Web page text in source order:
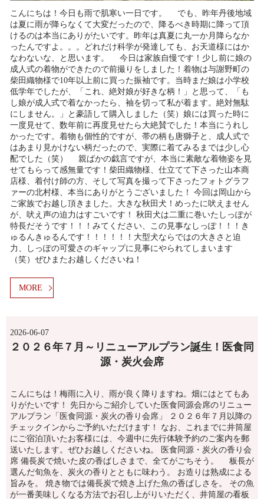
こんにちは！今日も雨で肌寒い一日です。 でも、昨年丹後地域
は夏に雨が降らなくて大変だったので、降るべき時期に降って頂
けるのは本当にありがたいです。昨年は真夏に丸一か月降らなか
ったんですよ。。。どれだけ科学が発達しても、お天道様にはか
なわないな、と思います。 今日は家族自慢です！少し前に娘の
成人式の着物ができたので前撮りをしました！着物は与謝野町の
柴田織物様で10年以上前に買った振袖です。当時まだ娘は小学校
低学年でしたが、「これ、絶対娘が好きな柄！」と思って、「も
し娘が成人式で着なかったら、袖を切って私が着ます。絶対無駄
にしません。」と豪語して購入しました（笑）娘には買った時に
一度見せて、数年前に再度見せたら大絶賛でした！本当にうれし
かったです。着物も個性的ですが、帯の柄も唐獅子と、成人式で
はあまり見かけない柄だったので、実際に着てみるまでは少し心
配でした（笑） 親ばかの戯言ですが、本当に素敵な着物姿を見
せてもらって感無量です！柴田織物様、仕立てて下さった山本商
店様、着付け師の方、そして写真を撮って下さったフォトグラフ
ァーの北村様、本当にありがとうございました！ 今回は岡山から
ご家族でお越し頂きました。大きな秋田犬！めったに吠えません
が、吠え声の迫力はすごいです！ 秋田犬は二重に巻いたしっぽが
特長だそうです！！！みてください、この見事なしっぽ！！！き
ゅるんきゅるんです！！！！！！大型犬ならではの大きさと迫
力、しっぽの可愛さのギャップに見事にやられてしまいます
（笑）ぜひまたお越しくださいね！
MORE
2026-06-07
２０２６年７月～リニューアルプラン誕生！医食同
源・炭火会席
こんにちは！梅雨に入り、雨が良く降りますね。畑にはとてもあ
りがたいです！ 先日からご紹介していた医食同源会席のリニュー
アルプラン「医食同源・炭火の香り会席」 ２０２６年７月以降の
チェックインからご予約いただけます！ なお、これまでに井筒屋
にご宿泊頂いたお客様には、今週中に先行体験予約のご案内を郵
送いたします。ぜひお越しくださいね。 医食同源・炭火の香り会
席 備長炭で焼いた皮の香ばしさまで、全てがごちそう。 板長が
選んだ旬魚を、炭火の香りとともに味わう。 お造りは熟成による
旨みを。 焼き物では備長炭で焼き上げた魚の香ばしさを。 その魚
が一番美味しくなる方法でお召し上がりいただく、井筒屋の看板